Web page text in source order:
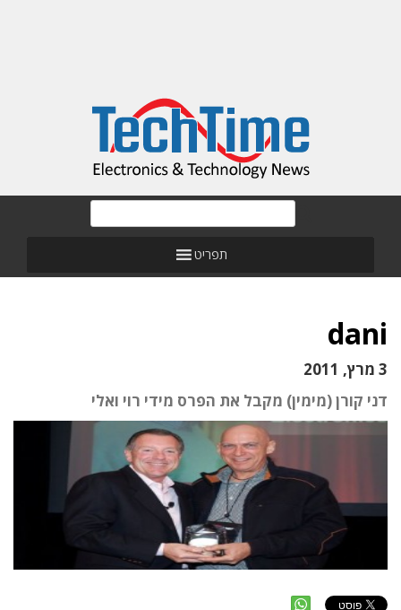
תפריט
dani
3 מרץ, 2011
דני קורן (מימין) מקבל את הפרס מידי רוי ואלי